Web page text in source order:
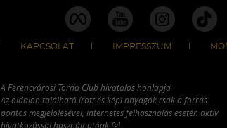
KAPCSOLAT IMPRESSZUM
A Ferencvárosi Torna Club hivatalos honlapja
Az oldalon található írott és képi anyagok csak a forrás
pontos megjelölésével, internetes felhasználás esetén aktív
hivatkozással használhatóak fel.